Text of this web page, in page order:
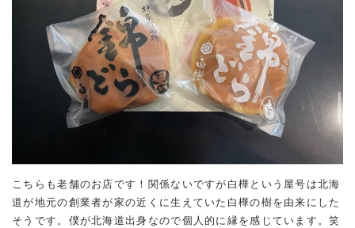
こちらも老舗のお店です！関係ないですが白樺という屋号は北海
道が地元の創業者が家の近くに生えていた白樺の樹を由来にした
そうです。僕が北海道出身なので個人的に縁を感じています。笑